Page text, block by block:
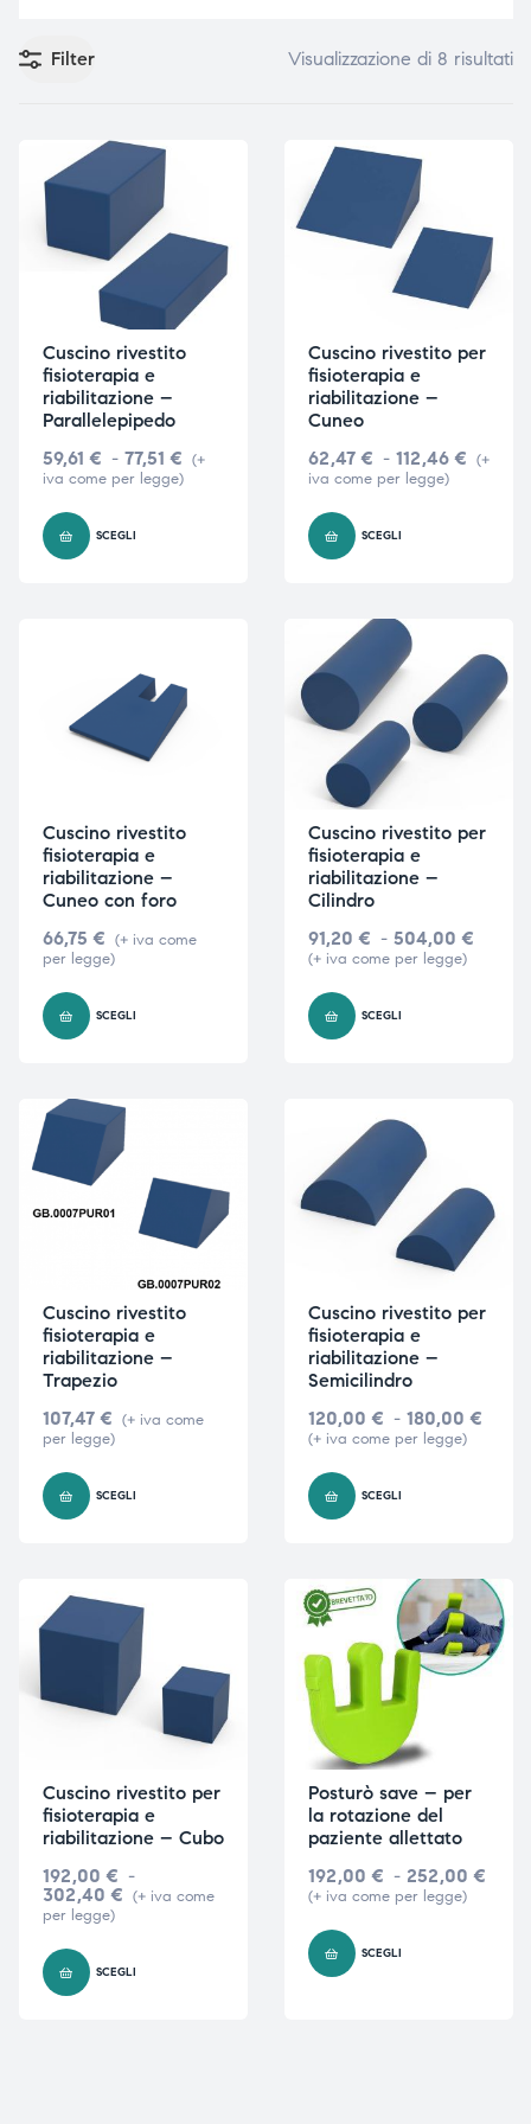
Filter Visualizzazione di 8 risultati
Cuscino rivestito
fisioterapia e
riabilitazione –
Parallelepipedo
59,61 € - 77,51 € (+
iva come per legge)
SCEGLI
Cuscino rivestito per
fisioterapia e
riabilitazione –
Cuneo
62,47 € - 112,46 € (+
iva come per legge)
SCEGLI
Cuscino rivestito
fisioterapia e
riabilitazione –
Cuneo con foro
66,75 € (+ iva come
per legge)
SCEGLI
Cuscino rivestito per
fisioterapia e
riabilitazione –
Cilindro
91,20 € - 504,00 €
(+ iva come per legge)
SCEGLI
Cuscino rivestito
fisioterapia e
riabilitazione –
Trapezio
107,47 € (+ iva come
per legge)
SCEGLI
Cuscino rivestito per
fisioterapia e
riabilitazione –
Semicilindro
120,00 € - 180,00 €
(+ iva come per legge)
SCEGLI
Cuscino rivestito per
fisioterapia e
riabilitazione – Cubo
192,00 € -
302,40 € (+ iva come
per legge)
SCEGLI
Posturò save – per
la rotazione del
paziente allettato
192,00 € - 252,00 €
(+ iva come per legge)
SCEGLI